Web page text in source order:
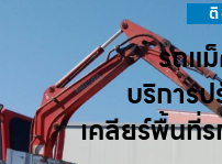
รถแ
บริการ
เคลียร์พื้นที่